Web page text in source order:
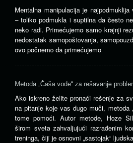
Mentalna manipulacija je
– toliko podmukla i suptilna da često
neko radi. Primećujemo samo krajnji
nedostatak samopoštovanja,
ovo počnemo da primećujemo
Metoda „Čaša vode“ za rešavanje
Ako iskreno želite pronaći rešenje za
na pitanje koje vas dugo muči, metoda
tome pomoći. Autor metode, Hoze
širom sveta zahvaljujući razrađenim
treninga, čiji je osnovni „sastojak“